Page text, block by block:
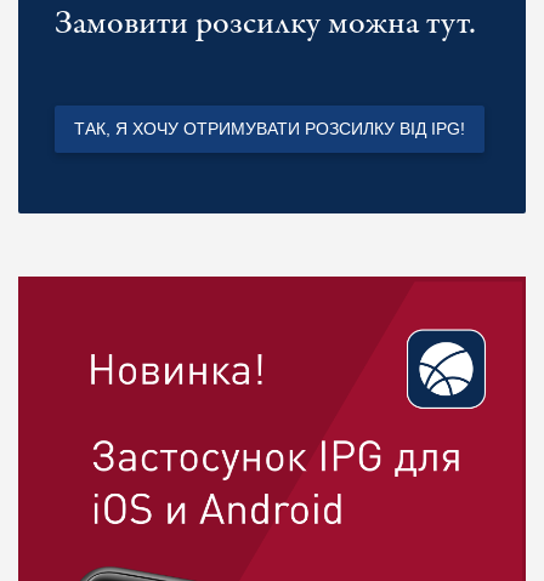
Замовити розсилку можна тут.
ТАК, Я ХОЧУ ОТРИМУВАТИ РОЗСИЛКУ ВІД IPG!